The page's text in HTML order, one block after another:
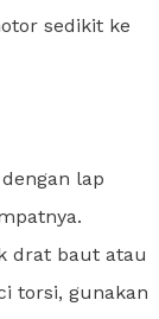
sedikit ke
lap
drat baut atau
torsi, gunakan